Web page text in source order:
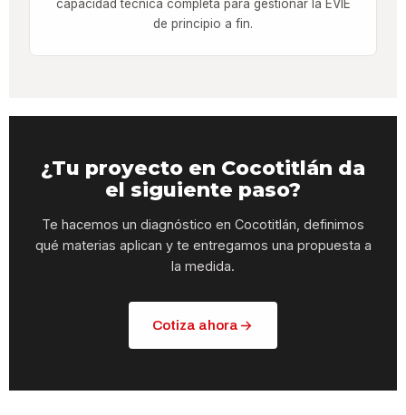
capacidad técnica completa para gestionar la EVIE
de principio a fin.
¿Tu proyecto en Cocotitlán da
el siguiente paso?
Te hacemos un diagnóstico en Cocotitlán, definimos
qué materias aplican y te entregamos una propuesta a
la medida.
Cotiza ahora